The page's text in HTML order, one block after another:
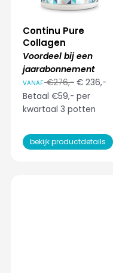
Continu Pure
Collagen
Voordeel bij een
jaarabonnement
VANAF:€276,- € 236,-
Betaal €59,- per
kwartaal 3 potten
bekijk productdetails